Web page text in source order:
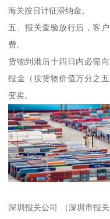
海关按日计征滞纳金。
五、报关查验放行后，客
费。
货物到港后十四日内必需
报金（按货物价值万分之
变卖。
深圳报关公司 （深圳市报